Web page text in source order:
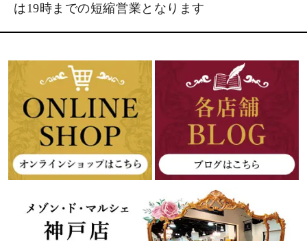
は19時までの短縮営業となります